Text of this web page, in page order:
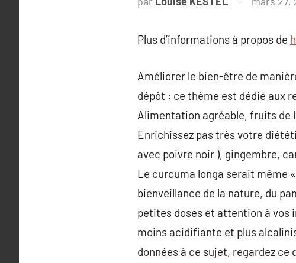
Plus d’informations à propos de
Améliorer le bien-être de
dépôt : ce thème est dédié aux
Alimentation agréable, fruits de
Enrichissez pas très votre
avec poivre noir ), gingembre,
Le curcuma longa serait même
bienveillance de la nature, du
petites doses et attention à
moins acidifiante et plus
données à ce sujet, regardez ce